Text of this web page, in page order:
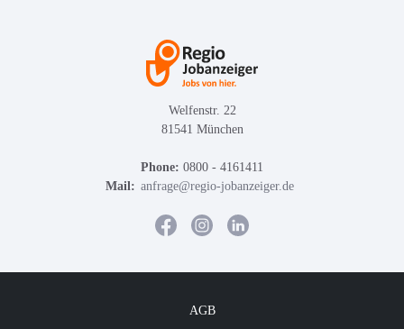
Welfenstr. 22
81541 München
Phone: 0800 - 4161411
Mail: anfrage@regio-jobanzeiger.de
AGB